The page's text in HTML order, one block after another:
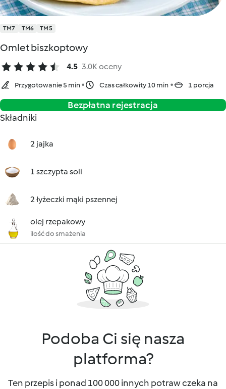
TM7 TM6 TM5
Omlet biszkoptowy
4.5 3.0K oceny
Przygotowanie 5 min Czas całkowity 10 min 1 porcja
Bezpłatna rejestracja
Składniki
2 jajka
1 szczypta soli
2 łyżeczki mąki pszennej
olej rzepakowy
ilość do smażenia
Podoba Ci się nasza
platforma?
Ten przepis i ponad 100 000 innych potraw czeka na